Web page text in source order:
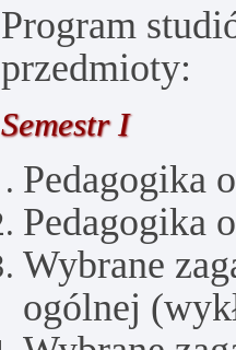
Program
przedmioty:
Semestr I
Pedagogika
Pedagogika
Wybrane
ogólnej